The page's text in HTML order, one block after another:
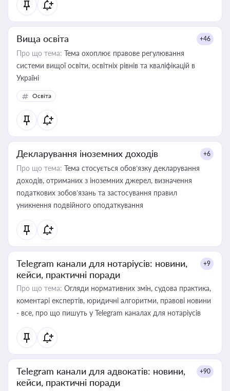
Вища освіта +46
Про що тема: Тема охоплює правове регулювання
системи вищої освіти, освітніх рівнів та кваліфікацій в
Україні
Освіта
Декларування іноземних доходів +6
Про що тема: Тема стосується обов’язку декларування
доходів, отриманих з іноземних джерел, визначення
податкових зобов’язань та застосування правил
уникнення подвійного оподаткування
Telegram канали для нотаріусів: новини,
кейси, практичні поради
+9
Про що тема: Огляди нормативних змін, судова практика,
коментарі експертів, юридичні алгоритми, правові новини
- все, про що пишуть у Telegram каналах для нотаріусів
Telegram канали для адвокатів: новини,
кейси, практичні поради
+90